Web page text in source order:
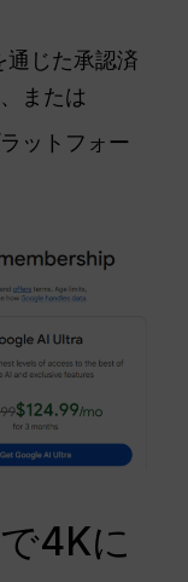
じた承認済
または
ットフォー
4Kに